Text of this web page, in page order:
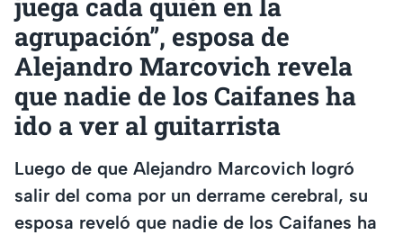
agrupación”, esposa de
Alejandro Marcovich revela
que nadie de los Caifanes ha
ido a ver al guitarrista
Luego de que Alejandro Marcovich logró
salir del coma por un derrame cerebral, su
esposa reveló que nadie de los Caifanes ha